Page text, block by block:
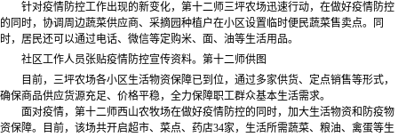
针对疫情防控工作出现的新变化，第十二师三坪农场迅速行动，在做好疫情防控
的同时，协调周边蔬菜供应商、采摘园种植户在小区设置临时便民蔬菜售卖点。同
时，居民还可以通过电话、微信等定购米、面、油等生活用品。
社区工作人员张贴疫情防控宣传资料。第十二师供图
目前，三坪农场各小区生活物资保障已到位，通过多家供货、定点销售等形式，
确保商品供应货源充足、价格平稳，全力保障职工群众基本生活需求。
面对疫情，第十二师西山农牧场在做好疫情防控的同时，加大生活物资和防疫物
资保障。目前，该场共开启超市、菜点、药店34家，生活所需蔬菜、粮油、禽蛋等生